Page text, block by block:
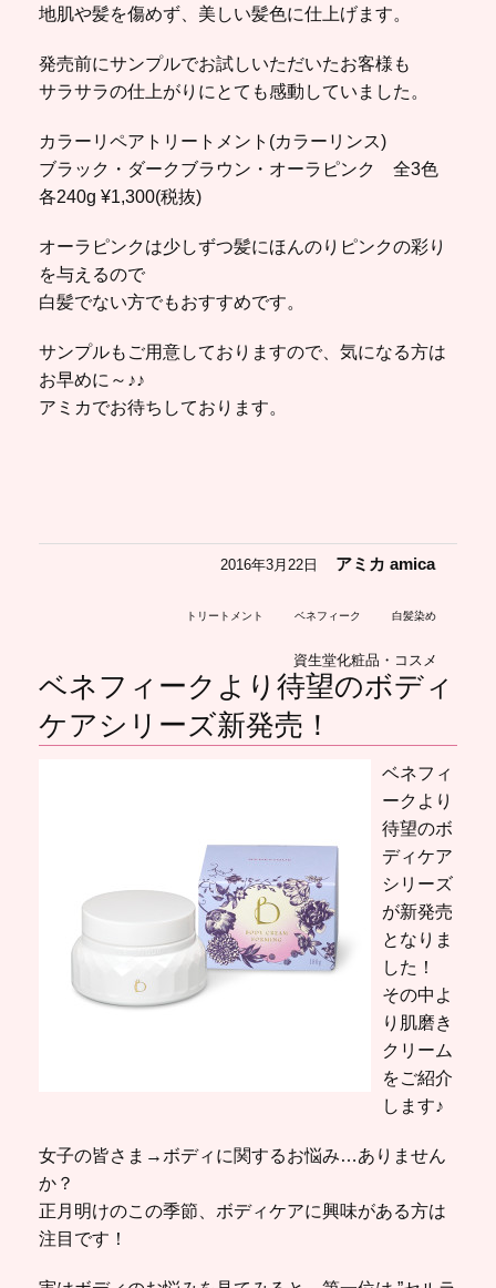
地肌や髪を傷めず、美しい髪色に仕上げます。
発売前にサンプルでお試しいただいたお客様も
サラサラの仕上がりにとても感動していました。
カラーリペアトリートメント(カラーリンス)
ブラック・ダークブラウン・オーラピンク 全3色
各240g ¥1,300(税抜)
オーラピンクは少しずつ髪にほんのりピンクの彩り
を与えるので
白髪でない方でもおすすめです。
サンプルもご用意しておりますので、気になる方は
お早めに～♪♪
アミカでお待ちしております。
2016年3月22日 アミカ amica
トリートメント ベネフィーク 白髪染め
資生堂化粧品・コスメ
ベネフィークより待望のボディ
ケアシリーズ新発売！
ベネフィ
ークより
待望のボ
ディケア
シリーズ
が新発売
となりま
した！
その中よ
り肌磨き
クリーム
をご紹介
します♪
女子の皆さま→ボディに関するお悩み…ありません
か？
正月明けのこの季節、ボディケアに興味がある方は
注目です！